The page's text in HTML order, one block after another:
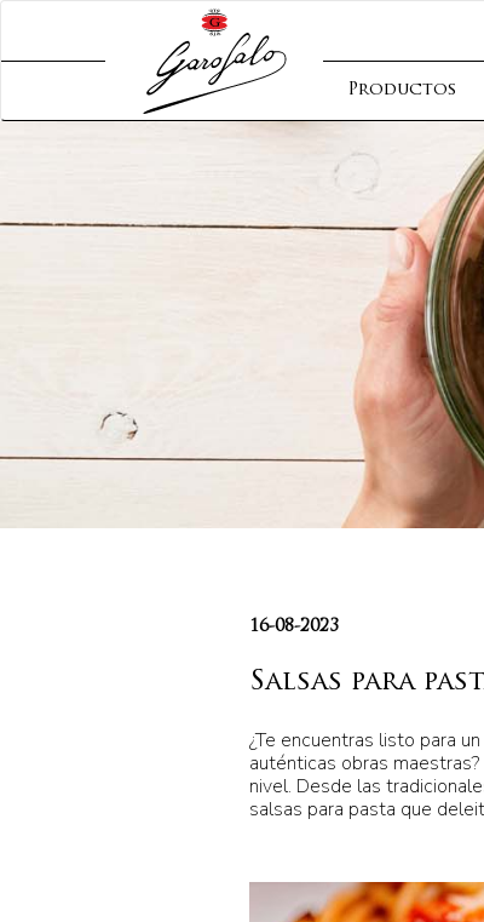
Productos
16-08-2023
Salsas para
¿Te encuentras listo para
auténticas obras maestras?
nivel. Desde las
salsas para pasta que